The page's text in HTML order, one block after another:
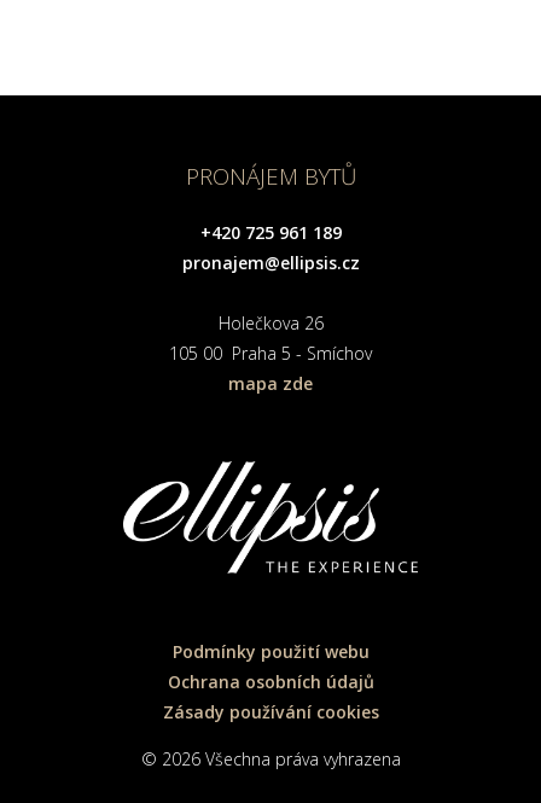
PRONÁJEM BYTŮ
+420 725 961 189
pronajem@ellipsis.cz
Holečkova 26
105 00 Praha 5 - Smíchov
mapa zde
Podmínky použití webu
Ochrana osobních údajů
Zásady používání cookies
© 2026 Všechna práva vyhrazena